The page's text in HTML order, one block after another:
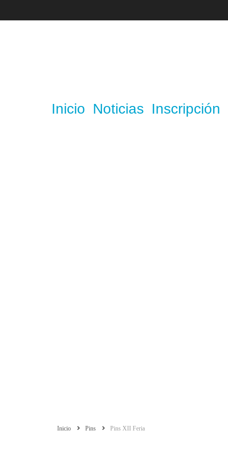
Inicio Noticias Inscripción
Inicio Pins Pins XII Feria